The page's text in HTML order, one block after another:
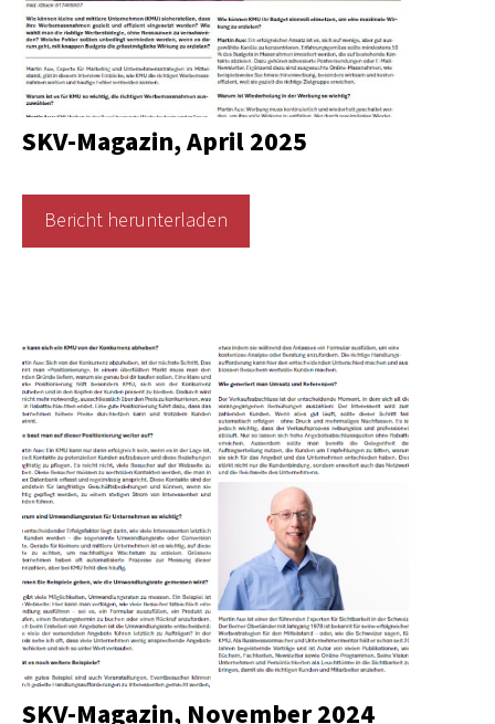
SKV-Magazin, April 2025
Bericht herunterladen
SKV-Magazin, November 2024